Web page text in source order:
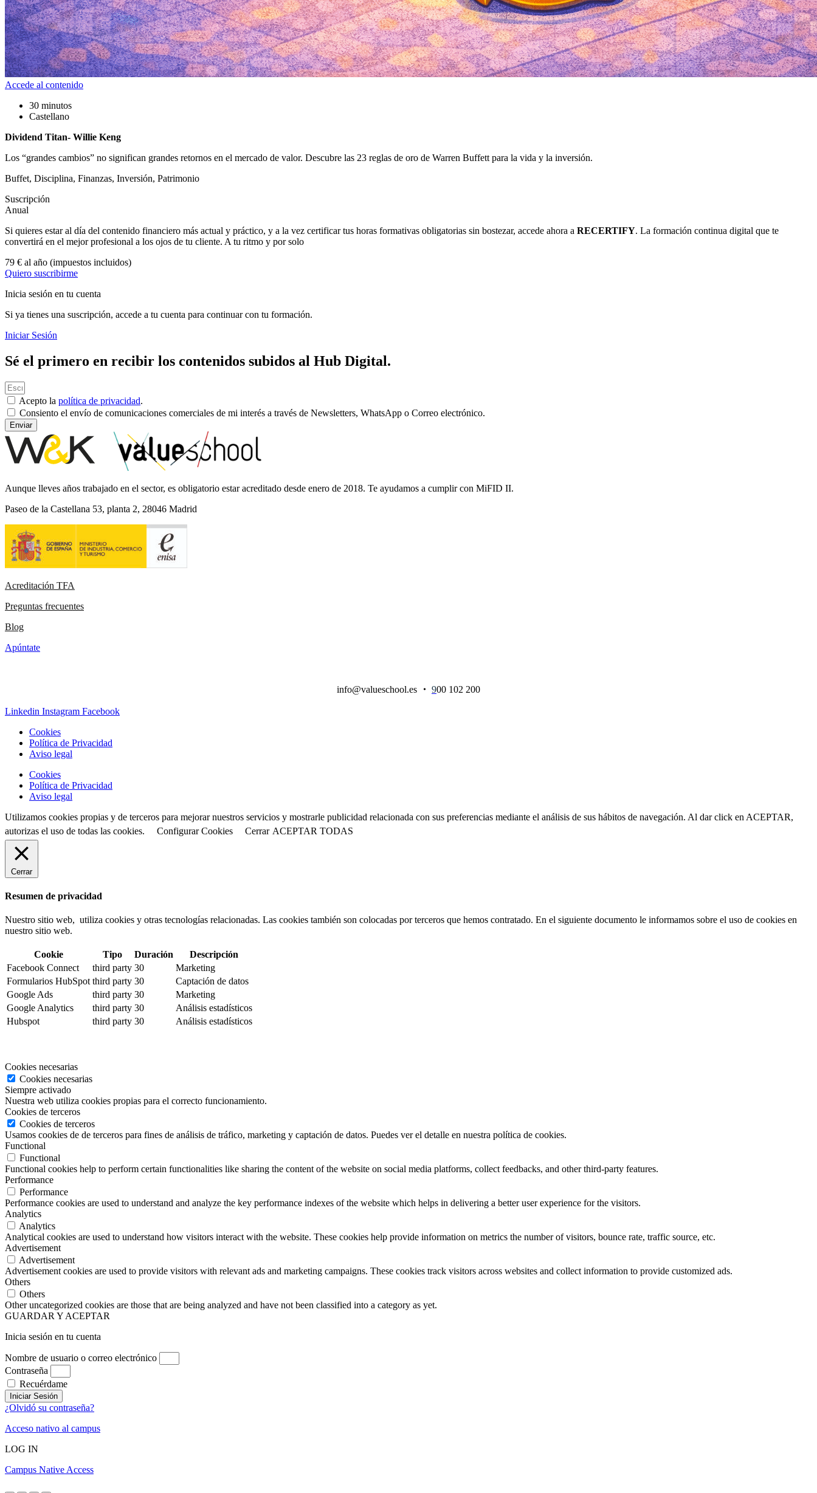
Accede al contenido
30 minutos
Castellano
Dividend Titan- Willie Keng
Los “grandes cambios” no significan grandes retornos en el mercado de valor. Descubre las 23 reglas de oro de Warren Buffett para la vida y la inversión.
Buffet, Disciplina, Finanzas, Inversión, Patrimonio
Suscripción
Anual
Si quieres estar al día del contenido financiero más actual y práctico, y a la vez certificar tus horas formativas obligatorias sin bostezar, accede ahora a RECERTIFY. La formación continua digital que te
convertirá en el mejor profesional a los ojos de tu cliente. A tu ritmo y por solo
79 € al año (impuestos incluidos)
Quiero suscribirme
Inicia sesión en tu cuenta
Si ya tienes una suscripción, accede a tu cuenta para continuar con tu formación.
Iniciar Sesión
Sé el primero en recibir los contenidos subidos al Hub Digital.
Acepto la política de privacidad.
Consiento el envío de comunicaciones comerciales de mi interés a través de Newsletters, WhatsApp o Correo electrónico.
Enviar
Aunque lleves años trabajado en el sector, es obligatorio estar acreditado desde enero de 2018. Te ayudamos a cumplir con MiFID II.
Paseo de la Castellana 53, planta 2, 28046 Madrid
Acreditación TFA
Preguntas frecuentes
Blog
Apúntate
info@valueschool.es ・ 900 102 200
Linkedin Instagram Facebook
Cookies
Política de Privacidad
Aviso legal
Cookies
Política de Privacidad
Aviso legal
Utilizamos cookies propias y de terceros para mejorar nuestros servicios y mostrarle publicidad relacionada con sus preferencias mediante el análisis de sus hábitos de navegación. Al dar click en ACEPTAR,
autorizas el uso de todas las cookies.
Configurar Cookies Cerrar ACEPTAR TODAS
Cerrar
Resumen de privacidad
Nuestro sitio web, utiliza cookies y otras tecnologías relacionadas. Las cookies también son colocadas por terceros que hemos contratado. En el siguiente documento le informamos sobre el uso de cookies en
nuestro sitio web.
Cookie Tipo Duración
Descripción
Facebook Connect
third party 30
Marketing
Formularios HubSpot third party 30
Captación de datos
Google Ads
third party 30
Marketing
Google Analytics
third party 30
Análisis estadísticos
Hubspot
third party 30 Análisis estadísticos
Cookies necesarias
Cookies necesarias
Siempre activado
Nuestra web utiliza cookies propias para el correcto funcionamiento.
Cookies de terceros
Cookies de terceros
Usamos cookies de de terceros para fines de análisis de tráfico, marketing y captación de datos. Puedes ver el detalle en nuestra política de cookies.
Functional
Functional
Functional cookies help to perform certain functionalities like sharing the content of the website on social media platforms, collect feedbacks, and other third-party features.
Performance
Performance
Performance cookies are used to understand and analyze the key performance indexes of the website which helps in delivering a better user experience for the visitors.
Analytics
Analytics
Analytical cookies are used to understand how visitors interact with the website. These cookies help provide information on metrics the number of visitors, bounce rate, traffic source, etc.
Advertisement
Advertisement
Advertisement cookies are used to provide visitors with relevant ads and marketing campaigns. These cookies track visitors across websites and collect information to provide customized ads.
Others
Others
Other uncategorized cookies are those that are being analyzed and have not been classified into a category as yet.
GUARDAR Y ACEPTAR
Inicia sesión en tu cuenta
Nombre de usuario o correo electrónico
Contraseña
Recuérdame
Iniciar Sesión
¿Olvidó su contraseña?
Acceso nativo al campus
LOG IN
Campus Native Access